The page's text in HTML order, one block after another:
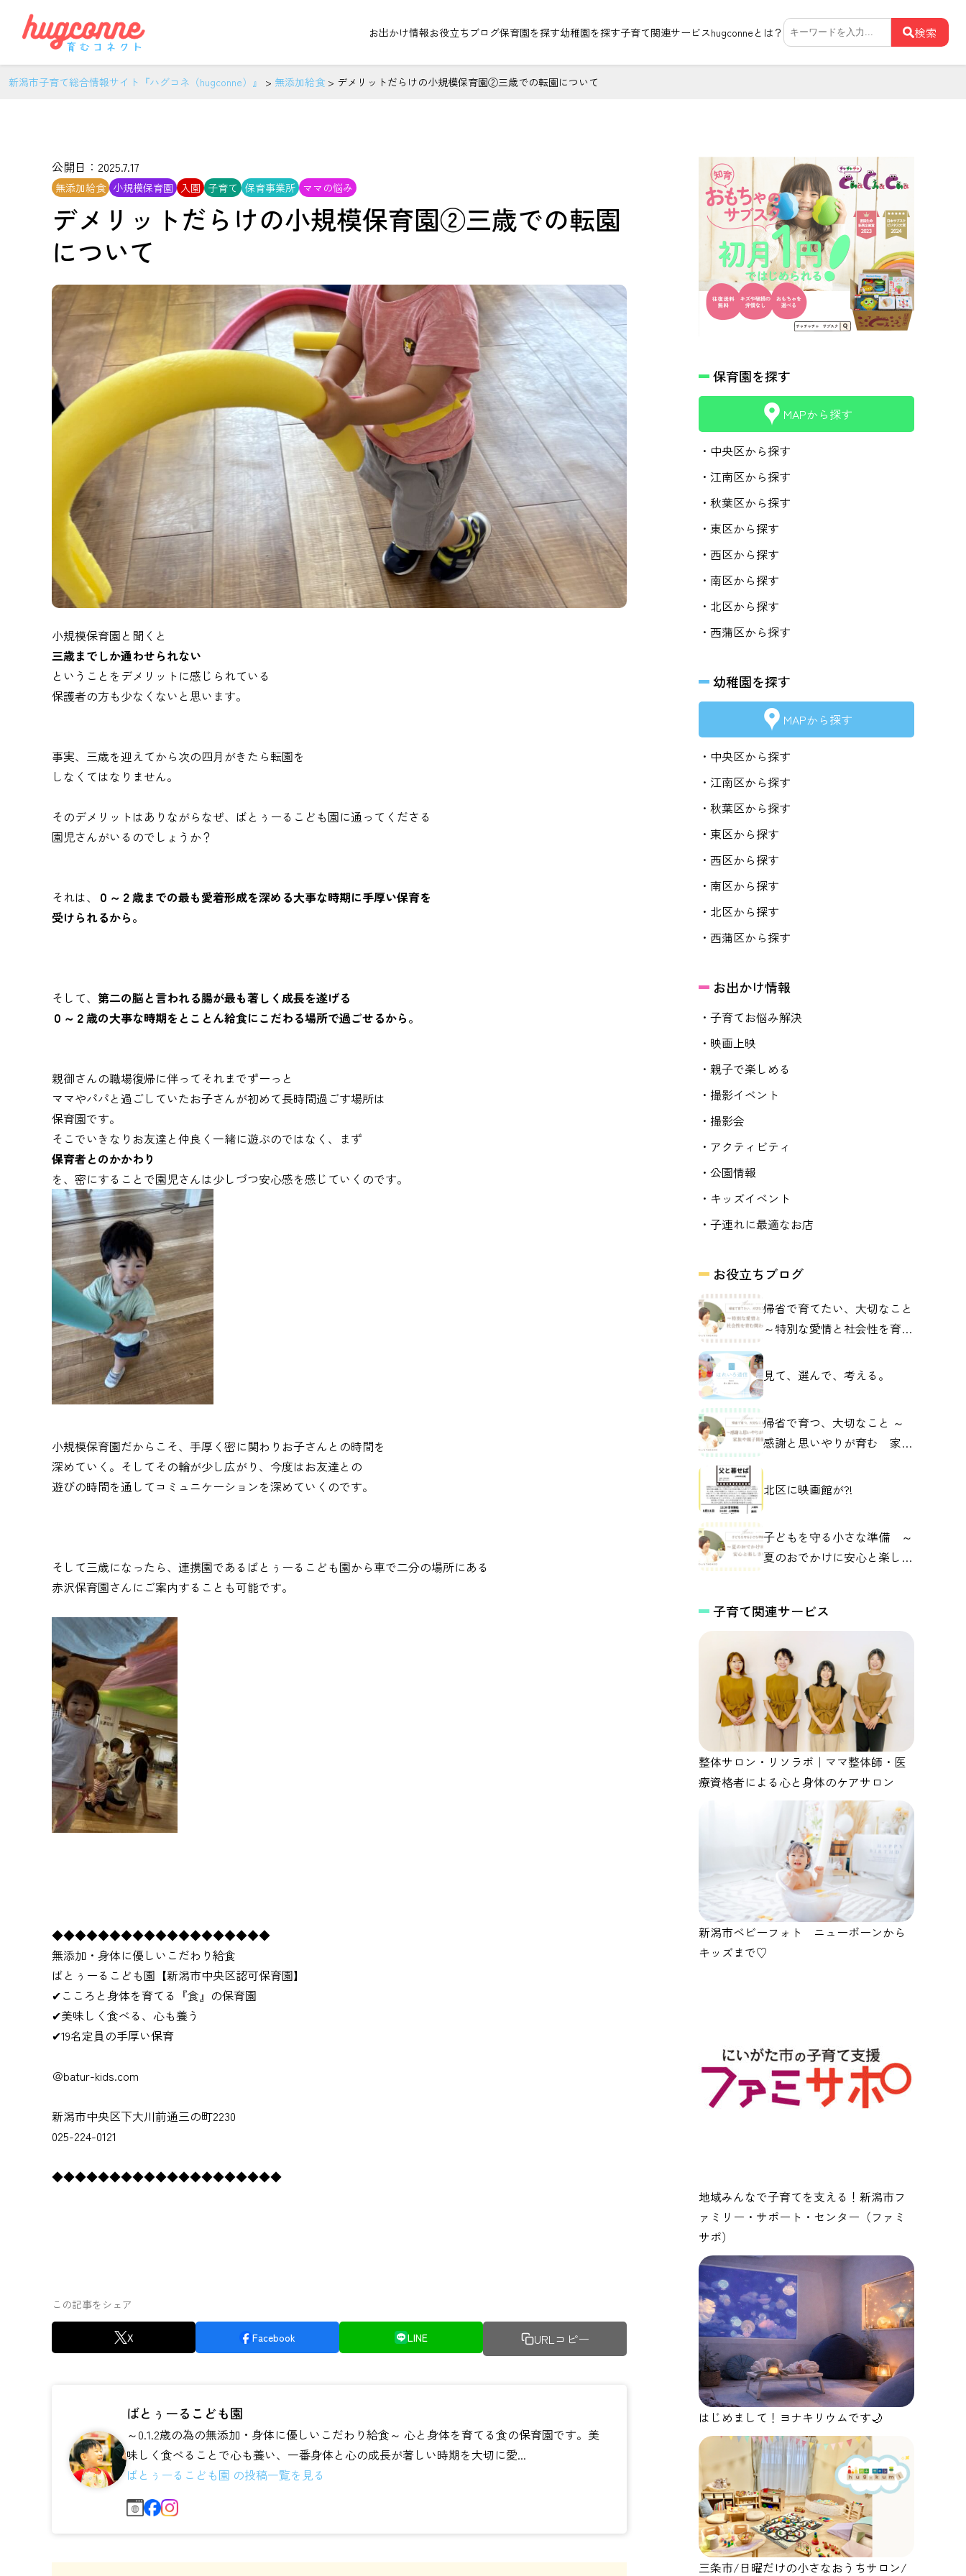
お出かけ情報お役立ちブログ保育園を探す幼稚園を探す子育て関連サービスhugconneとは？ 検
索:
検索
新潟市子育て総合情報サイト『ハグコネ（hugconne）』 > 無添加給食 > デメリットだらけの小規模保育園②三歳での転園について
公開日：2025.7.17
無添加給食 小規模保育園 入園 子育て 保育事業所 ママの悩み
デメリットだらけの小規模保育園②三歳での転園
について
小規模保育園と聞くと
三歳までしか通わせられない
ということをデメリットに感じられている
保護者の方も少なくないと思います。
事実、三歳を迎えてから次の四月がきたら転園を
しなくてはなりません。
そのデメリットはありながらなぜ、ばとぅーるこども園に通ってくださる
園児さんがいるのでしょうか？
それは、
０～２歳までの最も愛着形成を深める大事な時期に手厚い保育を
受けられるから。
そして、 第二の脳と言われる腸が最も著しく成長を遂げる
０～２歳の大事な時期をとことん給食にこだわる場所で過ごせるから。
親御さんの職場復帰に伴ってそれまでずーっと
ママやパパと過ごしていたお子さんが初めて長時間過ごす場所は
保育園です。
そこでいきなりお友達と仲良く一緒に遊ぶのではなく、まず
保育者とのかかわり
を、密にすることで園児さんは少しづつ安心感を感じていくのです。
小規模保育園だからこそ、手厚く密に関わりお子さんとの時間を
深めていく。そしてその輪が少し広がり、今度はお友達との
遊びの時間を通してコミュニケーションを深めていくのです。
そして三歳になったら、連携園であるばとぅーるこども園から車で二分の場所にある
赤沢保育園さんにご案内することも可能です。
◆◆◆◆◆◆◆◆◆◆◆◆◆◆◆◆◆◆◆
無添加・身体に優しいこだわり給食
ばとぅーるこども園【新潟市中央区認可保育園】
✔こころと身体を育てる『食』の保育園
✔美味しく食べる、心も養う
✔19名定員の手厚い保育
＠batur-kids.com
新潟市中央区下大川前通三の町2230
025-224-0121
◆◆◆◆◆◆◆◆◆◆◆◆◆◆◆◆◆◆◆◆
この記事をシェア
X Facebook LINE URLコピー
ばとぅーるこども園
～0.1.2歳の為の無添加・身体に優しいこだわり給食～ 心と身体を育てる食の保育園です。美
味しく食べることで心も養い、一番身体と心の成長が著しい時期を大切に愛...
ばとぅーるこども園 の投稿一覧を見る
保育園を探す
MAPから探す
・中央区から探す
・江南区から探す
・秋葉区から探す
・東区から探す
・西区から探す
・南区から探す
・北区から探す
・西蒲区から探す
幼稚園を探す
MAPから探す
・中央区から探す
・江南区から探す
・秋葉区から探す
・東区から探す
・西区から探す
・南区から探す
・北区から探す
・西蒲区から探す
お出かけ情報
・子育てお悩み解決
・映画上映
・親子で楽しめる
・撮影イベント
・撮影会
・アクティビティ
・公園情報
・キッズイベント
・子連れに最適なお店
お役立ちブログ
帰省で育てたい、大切なこと
～特別な愛情と社会性を育む
見て、選んで、考える。
帰省で育つ、大切なこと ～
感謝と思いやりが育む 家族
北区に映画館が?!
子どもを守る小さな準備 ～
夏のおでかけに安心と楽しさ
子育て関連サービス
整体サロン・リソラボ｜ママ整体師・医
療資格者による心と身体のケアサロン
新潟市ベビーフォト ニューボーンから
キッズまで♡
地域みんなで子育てを支える！新潟市フ
ァミリー・サポート・センター（ファミ
サポ）
はじめまして！ヨナキリウムです🌙
三条市/日曜だけの小さなおうちサロン/